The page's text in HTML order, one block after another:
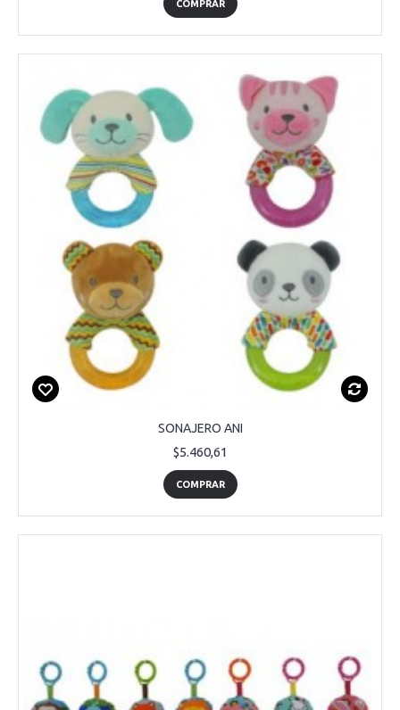
COMPRAR
SONAJERO ANI
$5.460,61
COMPRAR